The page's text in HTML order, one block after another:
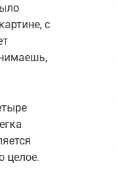
с
целое.